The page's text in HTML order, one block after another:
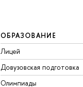
ОБРАЗОВАНИЕ
Лицей
Довузовская подготовка
Олимпиады